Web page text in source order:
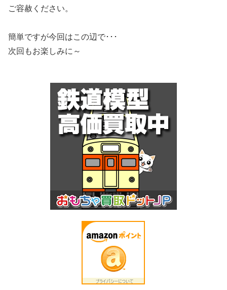
ご容赦ください。
簡単ですが今回はこの辺で･･･
次回もお楽しみに～